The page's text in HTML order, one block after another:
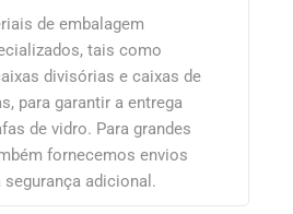
de embalagem
tais como
divisórias e caixas de
para garantir a entrega
de vidro. Para grandes
fornecemos envios
adicional.